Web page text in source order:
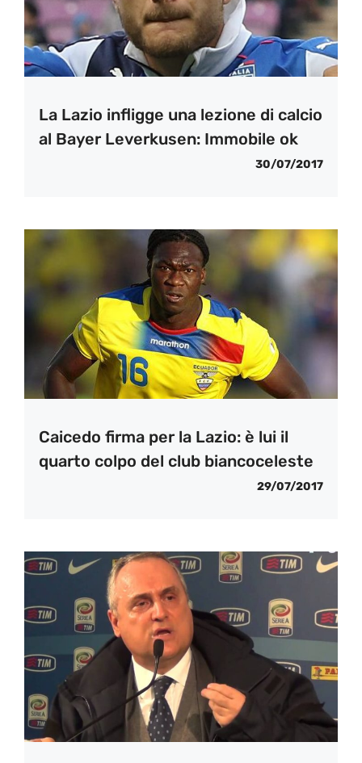
La Lazio infligge una lezione di calcio
al Bayer Leverkusen: Immobile ok
30/07/2017
Caicedo firma per la Lazio: è lui il
quarto colpo del club biancoceleste
29/07/2017